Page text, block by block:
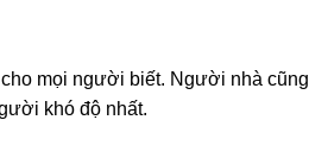
mọi người biết. Người nhà cũng
khó độ nhất.